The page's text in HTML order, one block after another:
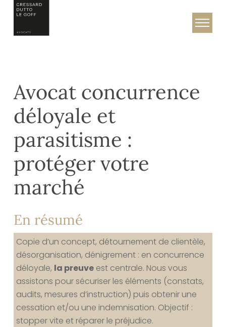
content
Avocat concurrence
déloyale et
parasitisme :
protéger votre
marché
En résumé
Copie d’un concept, détournement de clientèle,
désorganisation, dénigrement : en concurrence
déloyale, la preuve est centrale. Nous vous
assistons pour sécuriser les éléments (constats,
audits, mesures d’instruction) puis obtenir une
cessation et/ou une indemnisation. Objectif :
stopper vite et réparer le préjudice.